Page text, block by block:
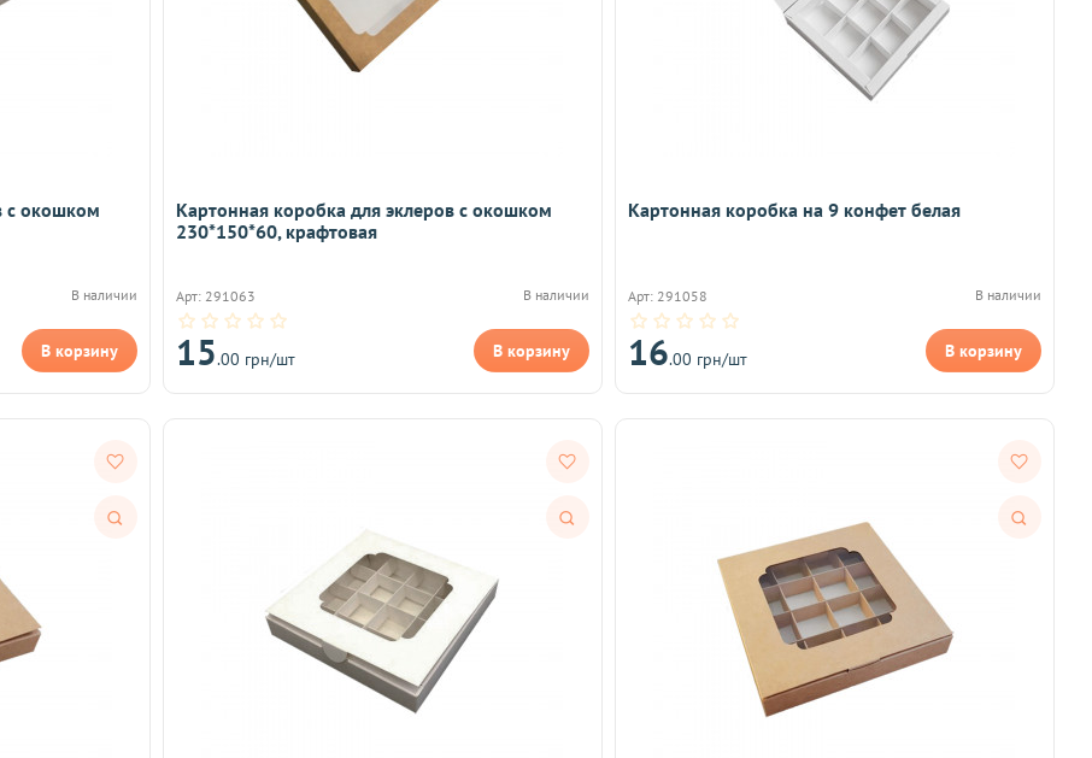
с окошком
В наличии
В корзину
Картонная коробка для эклеров с окошком
230*150*60, крафтовая
Арт: 291063 В наличии
15.00 грн/шт В корзину
Картонная коробка на 9 конфет белая
Арт: 291058 В наличии
16.00 грн/шт В корзину